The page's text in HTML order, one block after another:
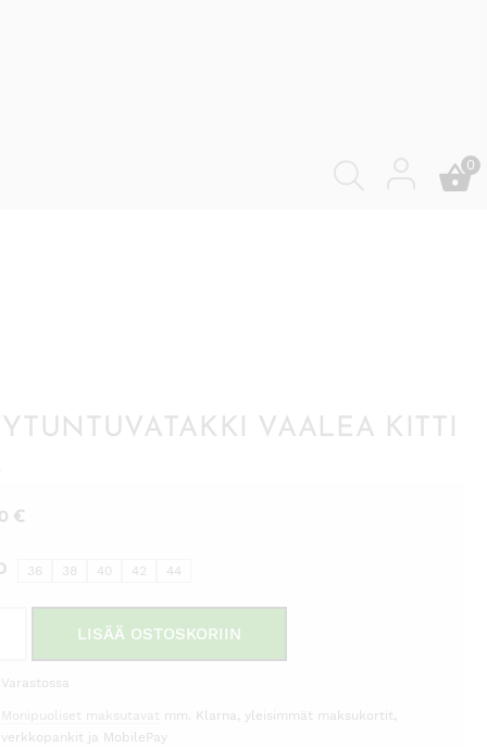
0
VAALEA KITTI
€
36 38 40 42 44
LISÄÄ OSTOSKORIIN
Varastossa
Monipuoliset maksutavat mm. Klarna, yleisimmät maksukortit,
verkkopankit ja MobilePay